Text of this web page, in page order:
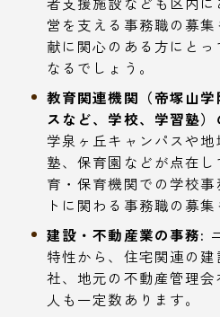
営を支える事務職の募
献に関心のある方にと
なるでしょう。
教育関連機関（帝塚山
スなど、学校、学習塾）
学泉ヶ丘キャンパスや
塾、保育園などが点在
育・保育機関での学校
トに関わる事務職の募集
建設・不動産業の事務:
特性から、住宅関連の
社、地元の不動産管理
人も一定数あります。